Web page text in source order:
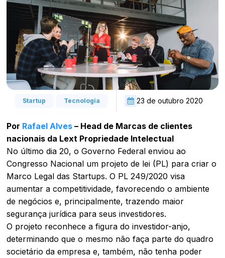
Startup Tecnologia 23 de outubro 2020
Por Rafael Alves – Head de Marcas de clientes
nacionais da Lext Propriedade Intelectual
No último dia 20, o Governo Federal enviou ao
Congresso Nacional um projeto de lei (PL) para criar o
Marco Legal das Startups. O PL 249/2020 visa
aumentar a competitividade, favorecendo o ambiente
de negócios e, principalmente, trazendo maior
segurança jurídica para seus investidores.
O projeto reconhece a figura do investidor-anjo,
determinando que o mesmo não faça parte do quadro
societário da empresa e, também, não tenha poder